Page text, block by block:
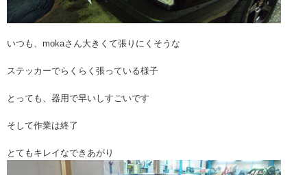
いつも、mokaさん大きくて張りにくそうな
ステッカーでらくらく張っている様子
とっても、器用で早いしすごいです
そして作業は終了
とてもキレイなできあがり